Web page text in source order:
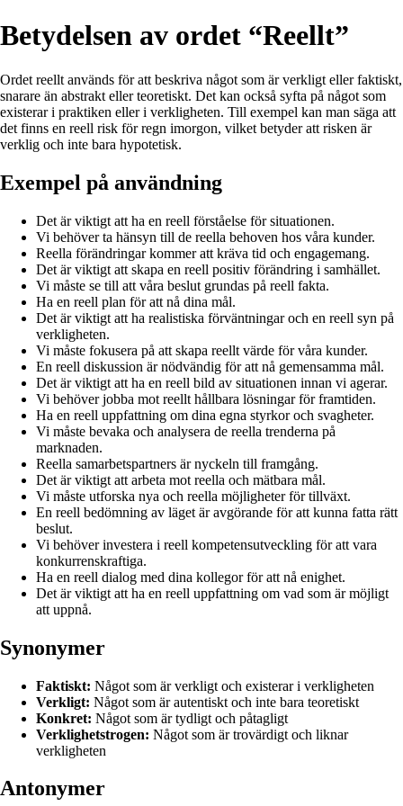
Betydelsen av ordet “Reellt”
Ordet reellt används för att beskriva något som är verkligt eller faktiskt,
snarare än abstrakt eller teoretiskt. Det kan också syfta på något som
existerar i praktiken eller i verkligheten. Till exempel kan man säga att
det finns en reell risk för regn imorgon, vilket betyder att risken är
verklig och inte bara hypotetisk.
Exempel på användning
Det är viktigt att ha en reell förståelse för situationen.
Vi behöver ta hänsyn till de reella behoven hos våra kunder.
Reella förändringar kommer att kräva tid och engagemang.
Det är viktigt att skapa en reell positiv förändring i samhället.
Vi måste se till att våra beslut grundas på reell fakta.
Ha en reell plan för att nå dina mål.
Det är viktigt att ha realistiska förväntningar och en reell syn på
verkligheten.
Vi måste fokusera på att skapa reellt värde för våra kunder.
En reell diskussion är nödvändig för att nå gemensamma mål.
Det är viktigt att ha en reell bild av situationen innan vi agerar.
Vi behöver jobba mot reellt hållbara lösningar för framtiden.
Ha en reell uppfattning om dina egna styrkor och svagheter.
Vi måste bevaka och analysera de reella trenderna på
marknaden.
Reella samarbetspartners är nyckeln till framgång.
Det är viktigt att arbeta mot reella och mätbara mål.
Vi måste utforska nya och reella möjligheter för tillväxt.
En reell bedömning av läget är avgörande för att kunna fatta rätt
beslut.
Vi behöver investera i reell kompetensutveckling för att vara
konkurrenskraftiga.
Ha en reell dialog med dina kollegor för att nå enighet.
Det är viktigt att ha en reell uppfattning om vad som är möjligt
att uppnå.
Synonymer
Faktiskt: Något som är verkligt och existerar i verkligheten
Verkligt: Något som är autentiskt och inte bara teoretiskt
Konkret: Något som är tydligt och påtagligt
Verklighetstrogen: Något som är trovärdigt och liknar
verkligheten
Antonymer